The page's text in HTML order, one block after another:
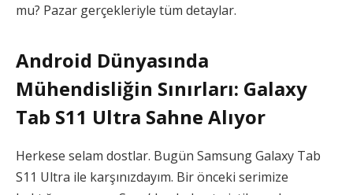
mu? Pazar gerçekleriyle tüm detaylar.
Android Dünyasında
Mühendisliğin Sınırları: Galaxy
Tab S11 Ultra Sahne Alıyor
Herkese selam dostlar. Bugün Samsung Galaxy Tab
S11 Ultra ile karşınızdayım. Bir önceki serimize